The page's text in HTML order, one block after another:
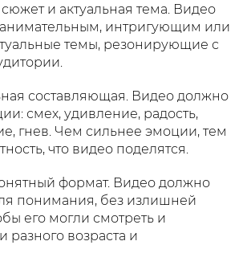
и актуальная тема. Видео
интригующим или
темы, резонирующие с
составляющая. Видео должно
смех, удивление, радость,
гнев. Чем сильнее эмоции, тем
что видео поделятся.
формат. Видео должно
понимания, без излишней
его могли смотреть и
разного возраста и